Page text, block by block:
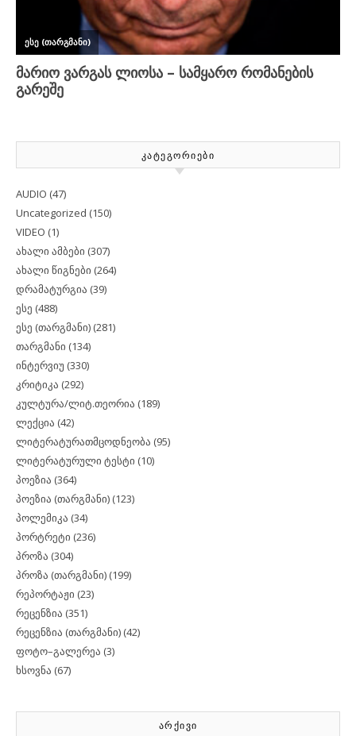
ᲙᲐᲢᲔᲒᲝᲠᲘᲔᲑᲘ
AUDIO (47)
Uncategorized (150)
VIDEO (1)
ახალი ამბები (307)
ახალი წიგნები (264)
დრამატურგია (39)
ესე (488)
ესე (თარგმანი) (281)
თარგმანი (134)
ინტერვიუ (330)
კრიტიკა (292)
კულტურა/ლიტ.თეორია (189)
ლექცია (42)
ლიტერატურათმცოდნეობა (95)
ლიტერატურული ტესტი (10)
პოეზია (364)
პოეზია (თარგმანი) (123)
პოლემიკა (34)
პორტრეტი (236)
პროზა (304)
პროზა (თარგმანი) (199)
რეპორტაჟი (23)
რეცენზია (351)
რეცენზია (თარგმანი) (42)
ფოტო–გალერეა (3)
ხსოვნა (67)
ᲐᲠᲥᲘᲕᲘ